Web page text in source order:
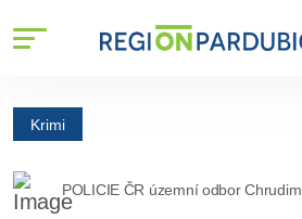
Krimi
POLICIE ČR územní odbor Chrudim